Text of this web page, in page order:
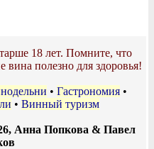
18 лет. Помните, что
вина полезно для здоровья!
• Гастрономия •
• Винный туризм
Анна Попкова & Павел